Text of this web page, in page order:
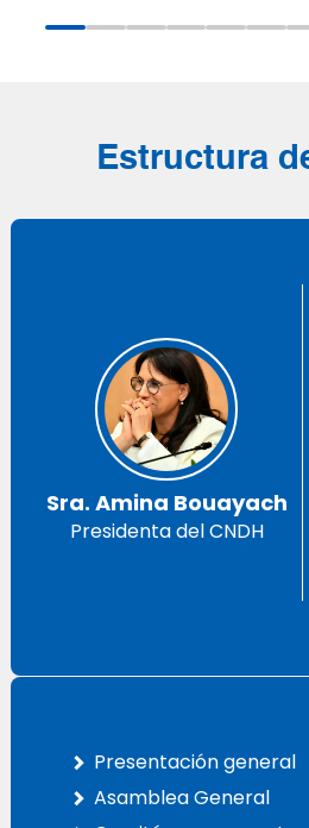
Estructura
Sra. Amina Bouayach
Presidenta del CNDH
Presentación general
Asamblea General